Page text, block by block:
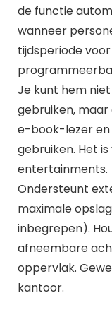
de functie
wanneer
tijdsperiode
Je kunt hem
gebruiken, maar
e-book-lezer en
gebruiken. Het
entertainments.
Ondersteunt
maximale
inbegrepen).
afneembare
oppervlak.
kantoor.